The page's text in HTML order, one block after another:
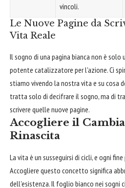
vincoli.
Le Nuove Pagine da
Vita Reale
Il sogno di una pagina bianca non è solo
potente catalizzatore per l'azione. Ci
stiamo vivendo la nostra vita e su cosa
tratta solo di decifrare il sogno, ma di
scrivere quelle nuove pagine.
Accogliere il
Rinascita
La vita è un susseguirsi di cicli, e ogni
Accogliere questo concetto significa
dell'esistenza. Il foglio bianco nei sogni